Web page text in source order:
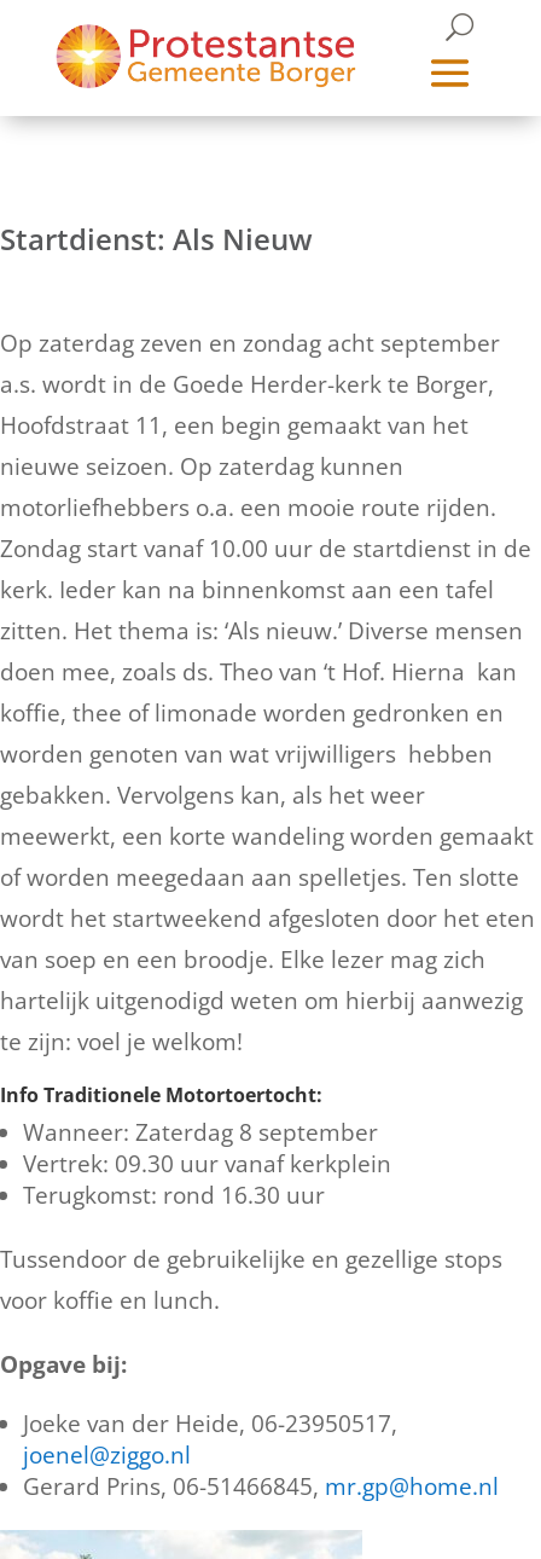
Startdienst: Als Nieuw
Op zaterdag zeven en zondag acht september
a.s. wordt in de Goede Herder-kerk te Borger,
Hoofdstraat 11, een begin gemaakt van het
nieuwe seizoen. Op zaterdag kunnen
motorliefhebbers o.a. een mooie route rijden.
Zondag start vanaf 10.00 uur de startdienst in de
kerk. Ieder kan na binnenkomst aan een tafel
zitten. Het thema is: ‘Als nieuw.’ Diverse mensen
doen mee, zoals ds. Theo van ‘t Hof. Hierna kan
koffie, thee of limonade worden gedronken en
worden genoten van wat vrijwilligers hebben
gebakken. Vervolgens kan, als het weer
meewerkt, een korte wandeling worden gemaakt
of worden meegedaan aan spelletjes. Ten slotte
wordt het startweekend afgesloten door het eten
van soep en een broodje. Elke lezer mag zich
hartelijk uitgenodigd weten om hierbij aanwezig
te zijn: voel je welkom!
Info Traditionele Motortoertocht:
Wanneer: Zaterdag 8 september
Vertrek: 09.30 uur vanaf kerkplein
Terugkomst: rond 16.30 uur
Tussendoor de gebruikelijke en gezellige stops
voor koffie en lunch.
Opgave bij:
Joeke van der Heide, 06-23950517,
joenel@ziggo.nl
Gerard Prins, 06-51466845, mr.gp@home.nl